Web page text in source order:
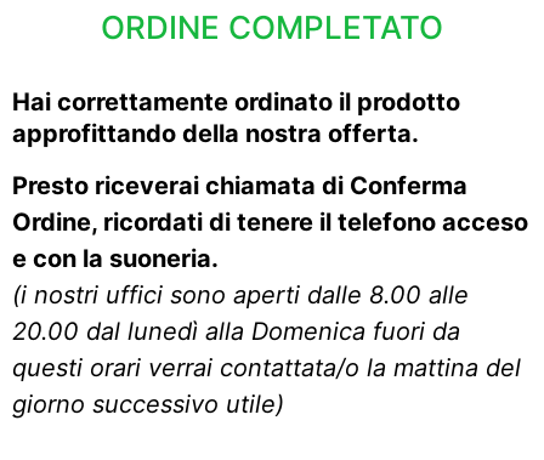
ORDINE COMPLETATO
Hai correttamente ordinato il prodotto
approfittando della nostra offerta.
Presto riceverai chiamata di Conferma
Ordine, ricordati di tenere il telefono acceso
e con la suoneria.
(i nostri uffici sono aperti dalle 8.00 alle
20.00 dal lunedì alla Domenica fuori da
questi orari verrai contattata/o la mattina del
giorno successivo utile)